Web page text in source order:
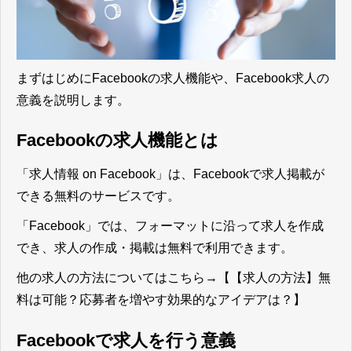
まずはじめにFacebookの求人機能や、Facebook求人の
意義を説明します。
Facebookの求人機能とは
「求人情報 on Facebook」は、Facebookで求人掲載が
できる無料のサービスです。
「Facebook」では、フォーマットに沿って求人を作成
でき、求人の作成・掲載は無料で利用できます。
他の求人の方法についてはこちら→
【【求人の方法】無
料は可能？応募者を増やす効果的なアイデアは？】
Facebookで求人を行う意義